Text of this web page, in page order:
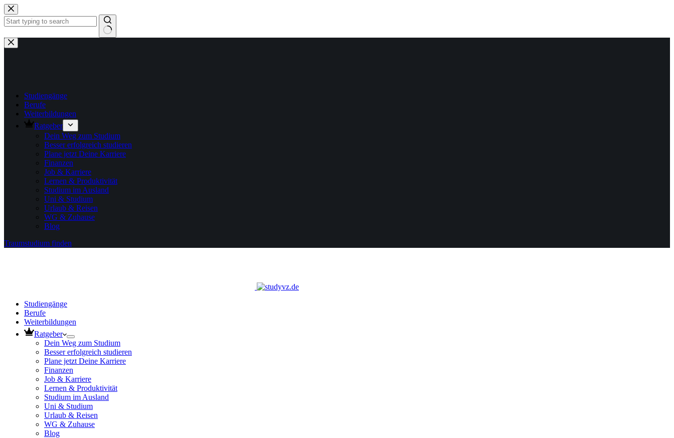
Zum
Inhalt
springen
Keine
Ergebnisse
Studiengänge
Berufe
Weiterbildungen
Ratgeber
Dein Weg zum Studium
Besser erfolgreich studieren
Plane jetzt Deine Karriere
Finanzen
Job & Karriere
Lernen & Produktivität
Studium im Ausland
Uni & Studium
Urlaub & Reisen
WG & Zuhause
Blog
Traumstudium finden
Studiengänge
Berufe
Weiterbildungen
Ratgeber
Dein Weg zum Studium
Besser erfolgreich studieren
Plane jetzt Deine Karriere
Finanzen
Job & Karriere
Lernen & Produktivität
Studium im Ausland
Uni & Studium
Urlaub & Reisen
WG & Zuhause
Blog